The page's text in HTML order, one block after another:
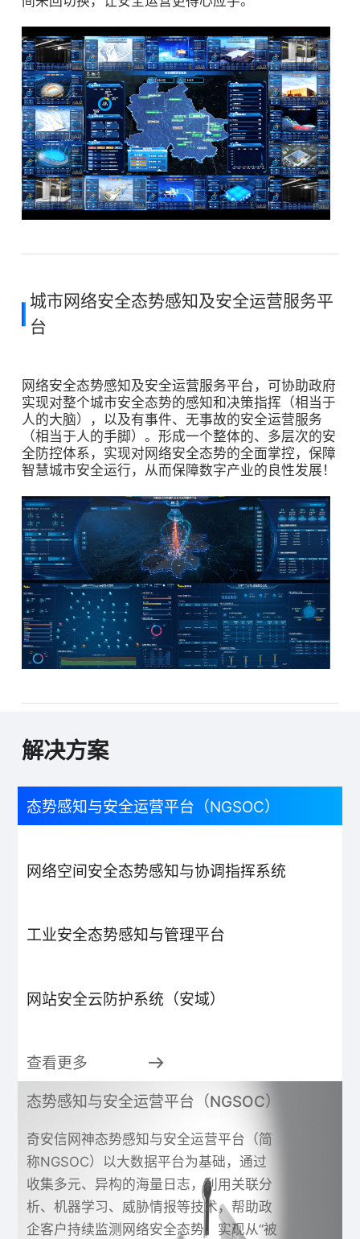
城市网络安全态势感知及安全运营服务平
台
网络安全态势感知及安全运营服务平台，可协助政府
实现对整个城市安全态势的感知和决策指挥（相当于
人的大脑），以及有事件、无事故的安全运营服务
（相当于人的手脚）。形成一个整体的、多层次的安
全防控体系，实现对网络安全态势的全面掌控，保障
智慧城市安全运行，从而保障数字产业的良性发展！
解决方案
态势感知与安全运营平台（NGSOC）
网络空间安全态势感知与协调指挥系统
工业安全态势感知与管理平台
网站安全云防护系统（安域）
查看更多
态势感知与安全运营平台（NGSOC）
奇安信网神态势感知与安全运营平台（简
称NGSOC）以大数据平台为基础，通过
收集多元、异构的海量日志，利用关联分
析、机器学习、威胁情报等技术，帮助政
企客户持续监测网络安全态势，实现从“被